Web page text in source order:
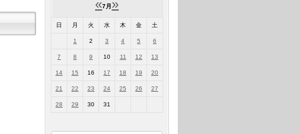
«7月 »
日 月 火 水 木 金 土
1 2 3 4 5 6
7 8 9 10 11 12 13
14 15 16 17 18 19 20
21 22 23 24 25 26 27
28 29 30 31